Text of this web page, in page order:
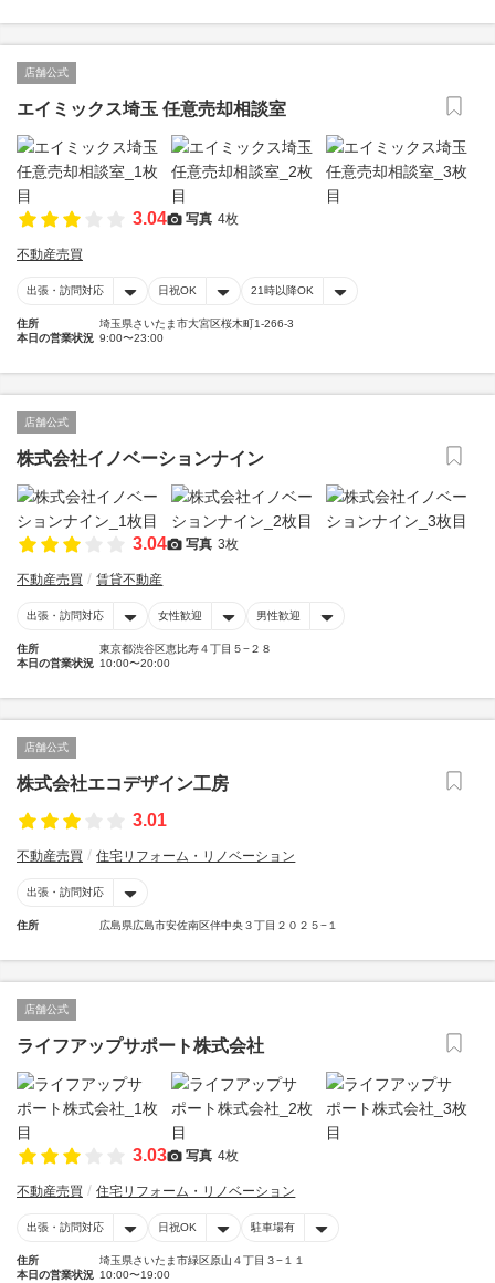
店舗公式
エイミックス埼玉 任意売却相談室
3.04 写真 4枚
不動産売買
出張・訪問対応 日祝OK 21時以降OK
住所
埼玉県さいたま市大宮区桜木町1-266-3
本日の営業状況 9:00〜23:00
店舗公式
株式会社イノベーションナイン
3.04 写真 3枚
不動産売買 賃貸不動産
出張・訪問対応 女性歓迎 男性歓迎
住所
東京都渋谷区恵比寿４丁目５−２８
本日の営業状況 10:00〜20:00
店舗公式
株式会社エコデザイン工房
3.01
不動産売買 住宅リフォーム・リノベーション
出張・訪問対応
住所 広島県広島市安佐南区伴中央３丁目２０２５−１
店舗公式
ライフアップサポート株式会社
3.03 写真 4枚
不動産売買 住宅リフォーム・リノベーション
出張・訪問対応 日祝OK 駐車場有
住所
埼玉県さいたま市緑区原山４丁目３−１１
本日の営業状況 10:00〜19:00